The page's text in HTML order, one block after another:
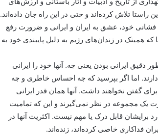
راستا تلاش کرده‌اند و حتی در این راه جان داده‌اند.
خود، عشق به ایران و ایرانی و ضرورت رفع
همینک در زندان‌های رژیم به دلیل پایبندی خود به
دقیق ایرانی بودن یعنی چه. آنها خود را ایرانی
دارند. اما اگر بپرسید که چه احساس خاطری و چه
گفتن نخواهند داشت. آنها همان قدر ایرانی
یک مجموعه در نظر نمی‌گیرند و این که تمامیت
برایشان قابل درک یا مهم نیست. اکثریت آنها در
فداکاری خاصی کرده‌اند، زنده‌اند.